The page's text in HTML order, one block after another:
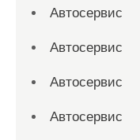
Автосервис
Автосервис
Автосервис
Автосервис